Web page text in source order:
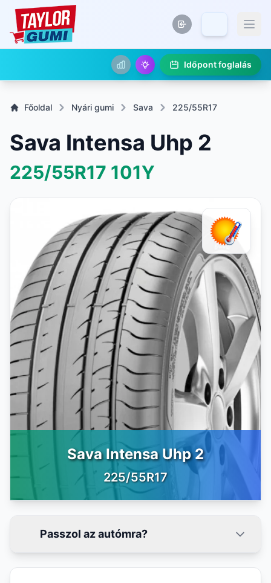
Időpont foglalás
Főoldal Nyári gumi Sava 225/55R17
Sava Intensa Uhp 2
225/55R17 101Y
Sava Intensa Uhp 2
225/55R17
Passzol az autómra?